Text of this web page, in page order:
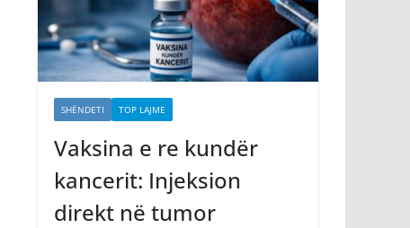
SHËNDETI TOP LAJME
Vaksina e re kundër
kancerit: Injeksion
direkt në tumor